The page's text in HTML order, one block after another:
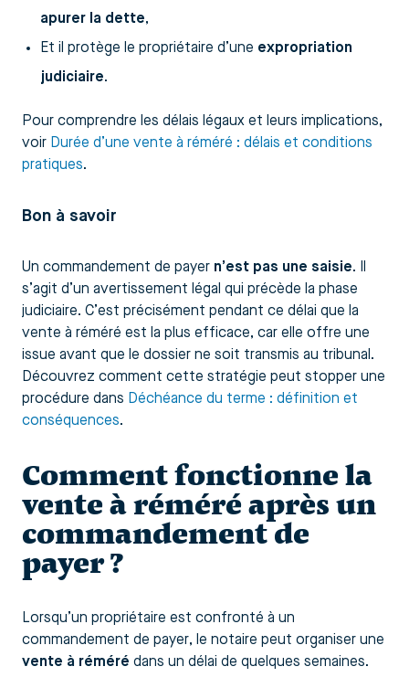
apurer la dette,
Et il protège le propriétaire d’une expropriation
judiciaire.
Pour comprendre les délais légaux et leurs implications,
voir Durée d’une vente à réméré : délais et conditions
pratiques.
Bon à savoir
Un commandement de payer n’est pas une saisie. Il
s’agit d’un avertissement légal qui précède la phase
judiciaire. C’est précisément pendant ce délai que la
vente à réméré est la plus efficace, car elle offre une
issue avant que le dossier ne soit transmis au tribunal.
Découvrez comment cette stratégie peut stopper une
procédure dans Déchéance du terme : définition et
conséquences.
Comment fonctionne la
vente à réméré après un
commandement de
payer ?
Lorsqu’un propriétaire est confronté à un
commandement de payer, le notaire peut organiser une
vente à réméré dans un délai de quelques semaines.